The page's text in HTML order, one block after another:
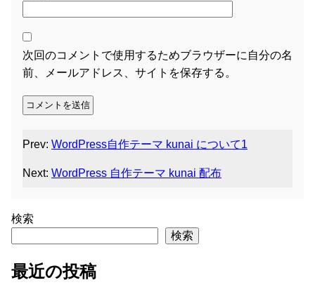
次回のコメントで使用するためブラウザーに自分の名
前、メールアドレス、サイトを保存する。
Prev: WordPress自作テーマ kunai について1
Next: WordPress 自作テーマ kunai 配布
検索
検索
最近の投稿